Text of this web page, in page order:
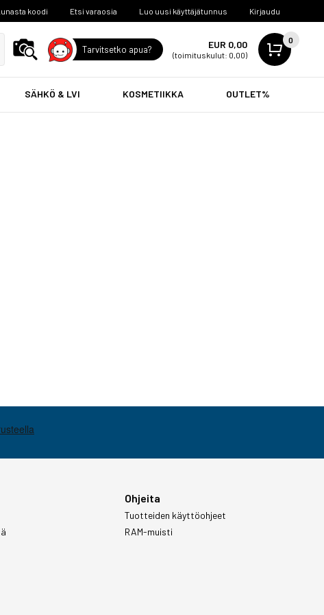
koodi Etsi varaosia Luo uusi käyttäjätunnus Kirjaudu
Tarvitsetko apua? EUR 0,00
(toimituskulut: 0,00)
0
SÄHKÖ & LVI KOSMETIIKKA OUTLET%
Ohjeita
Tuotteiden käyttöohjeet
RAM-muisti